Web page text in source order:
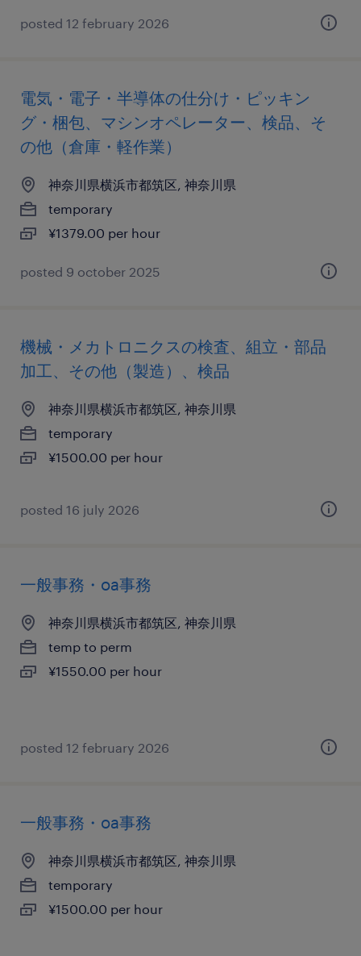
posted 12 february 2026
電気・電子・半導体の仕分け・ピッキン
グ・梱包、マシンオペレーター、検品、そ
の他（倉庫・軽作業）
神奈川県横浜市都筑区, 神奈川県
temporary
¥1379.00 per hour
posted 9 october 2025
機械・メカトロニクスの検査、組立・部品
加工、その他（製造）、検品
神奈川県横浜市都筑区, 神奈川県
temporary
¥1500.00 per hour
posted 16 july 2026
一般事務・oa事務
神奈川県横浜市都筑区, 神奈川県
temp to perm
¥1550.00 per hour
posted 12 february 2026
一般事務・oa事務
神奈川県横浜市都筑区, 神奈川県
temporary
¥1500.00 per hour